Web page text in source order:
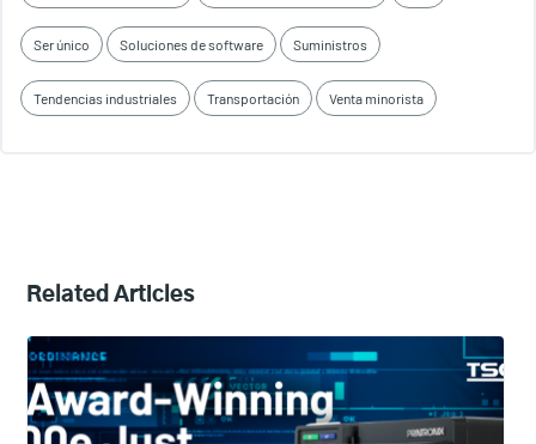
Ser único Soluciones de software Suministros
Tendencias industriales Transportación Venta minorista
Related Articles